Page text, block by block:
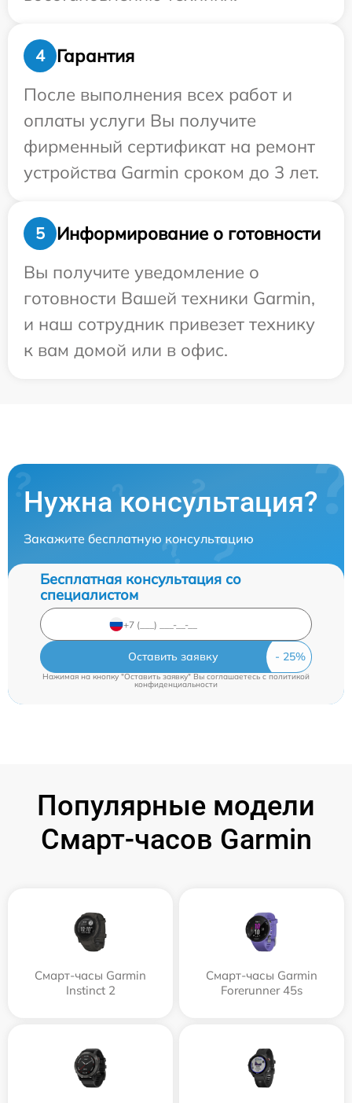
4
Гарантия
После выполнения всех работ и
оплаты услуги Вы получите
фирменный сертификат на ремонт
устройства Garmin сроком до 3 лет.
5
Информирование о готовности
Вы получите уведомление о
готовности Вашей техники Garmin,
и наш сотрудник привезет технику
к вам домой или в офис.
Нужна консультация?
Закажите бесплатную консультацию
Бесплатная консультация со
специалистом
Оставить заявку
Нажимая на кнопку "Оставить заявку" Вы соглашаетесь cполитикой
конфиденциальности
Популярные модели
Смарт-часов Garmin
Смарт-часы Garmin
Instinct 2
Смарт-часы Garmin
Forerunner 45s